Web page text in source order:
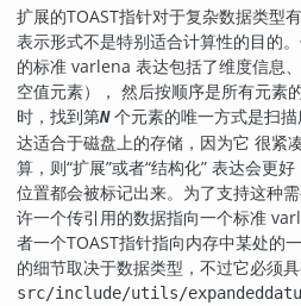
扩展的TOAST指针对于复杂数据类型
表示形式不是特别适合计算性的目的
的标准 varlena 表达包括了维度信息
空值元素）， 然后按顺序是所有元素
时，找到第N个元素的唯一方式是扫
达适合于磁盘上的存储，因为它 很紧
算，则“扩展”或者“结构化” 表达会更好
位置都会被标记出来。为了支持这种需
许一个传引用的数据指向一个标准
者一个TOAST指针指向内存中某处的
的细节取决于数据类型，不过它必须
src/include/utils/